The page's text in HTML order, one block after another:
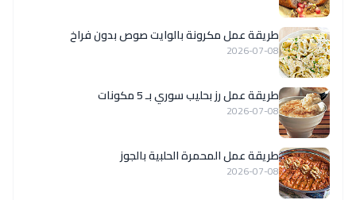
طريقة عمل مكرونة بالوايت صوص بدون فراخ
2026-07-08
طريقة عمل رز بحليب سوري بـ 5 مكونات
2026-07-08
طريقة عمل المحمرة الحلبية بالجوز
2026-07-08